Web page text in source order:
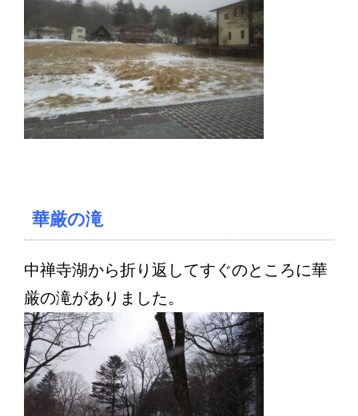
華厳の滝
中禅寺湖から折り返してすぐのところに華
厳の滝がありました。